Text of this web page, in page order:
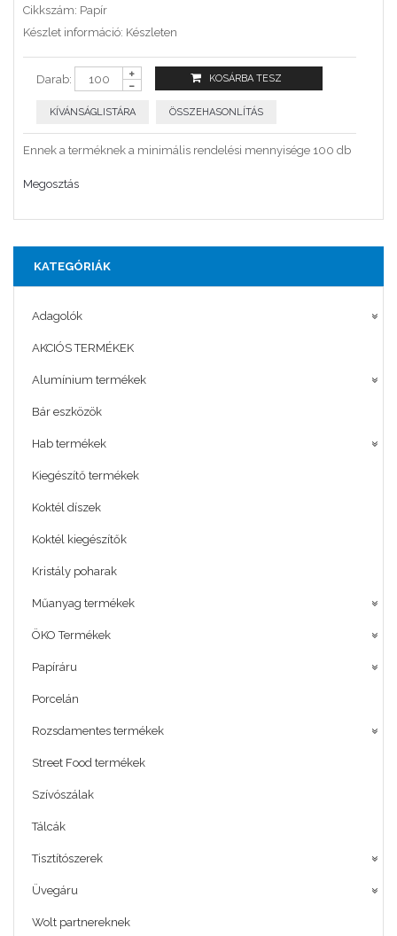
Cikkszám: Papír
Készlet információ: Készleten
Darab:
KÍVÁNSÁGLISTÁRA ÖSSZEHASONLÍTÁS
Ennek a terméknek a minimális rendelési mennyisége 100 db
Megosztás
KATEGÓRIÁK
Adagolók
AKCIÓS TERMÉKEK
Alumínium termékek
Bár eszközök
Hab termékek
Kiegészítő termékek
Koktél díszek
Koktél kiegészítők
Kristály poharak
Műanyag termékek
ÖKO Termékek
Papíráru
Porcelán
Rozsdamentes termékek
Street Food termékek
Szívószálak
Tálcák
Tisztítószerek
Üvegáru
Wolt partnereknek